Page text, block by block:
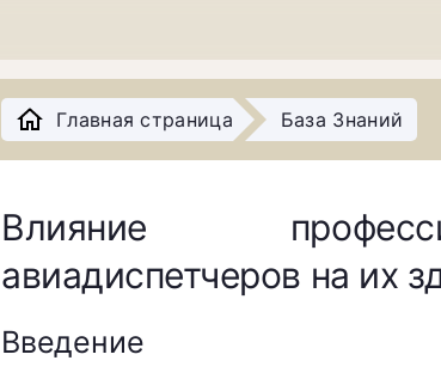
Главная страница База Знаний
Влияние
авиадиспетчеров на их
Введение